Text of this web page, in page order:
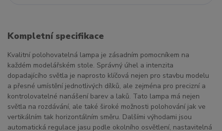
Kompletní specifikace
Kvalitní polohovatelná lampa je zásadním pomocníkem na
každém modelářském stole. Správný úhel a intenzita
dopadajícího světla je naprosto klíčová nejen pro stavbu modelu
a přesné umístění jednotlivých dílků, ale zejména pro precizní a
kontrolovatelné nanášení barev a laků. Tato lampa má nejen
světla na rozdávání, ale také široké možnosti polohování jak ve
vertikálním tak horizontálním směru. Dalšími výhodami jsou
automatická regulace jasu podle okolního osvětlení, nastavitelná